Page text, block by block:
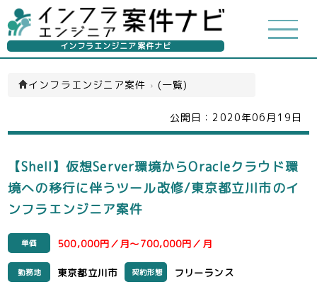
インフラエンジニア案件ナビ
インフラエンジニア案件 › (一覧)
公開日： 2020年06月19日
【Shell】仮想Server環境からOracleクラウド環
境への移行に伴うツール改修/東京都立川市のイ
ンフラエンジニア案件
単価 500,000円／月～700,000円／月
勤務地 東京都立川市 契約形態 フリーランス